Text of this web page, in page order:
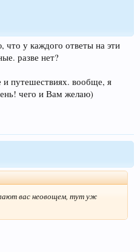
у каждого ответы на эти
разве нет?
и путешествиях. вообще, я
чего и Вам желаю)
вас неовощем, тут уж